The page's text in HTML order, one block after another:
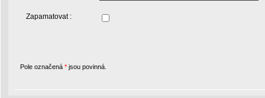
Zapamatovat :
Pole označená * jsou povinná.